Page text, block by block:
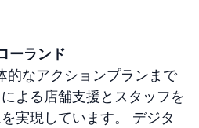
ーランド
的なアクションプランまで
よる店舗支援とスタッフを
実現しています。 デジタ